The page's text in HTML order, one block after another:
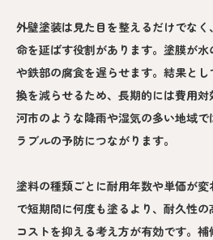
外壁塗装は見た目を整えるだけでな
命を延ばす役割があります。塗膜が
や鉄部の腐食を遅らせます。結果と
換を減らせるため、長期的には費用
河市のような降雨や湿気の多い地域
ラブルの予防につながります。
塗料の種類ごとに耐用年数や単価が
で短期間に何度も塗るより、耐久性
コストを抑える考え方が有効です。